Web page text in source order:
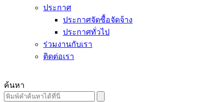
ประกาศ
ประกาศจัดซื้อจัดจ้าง
ประกาศทั่วไป
ร่วมงานกับเรา
ติดต่อเรา
ค้นหา